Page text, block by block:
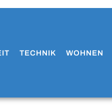
TECHNIK WOHNEN